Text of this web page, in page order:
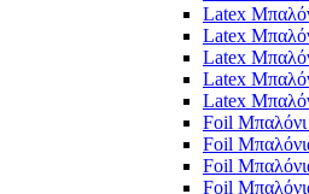
Latex
Latex
Latex
Latex
Latex
Foil
Foil
Foil
Foil